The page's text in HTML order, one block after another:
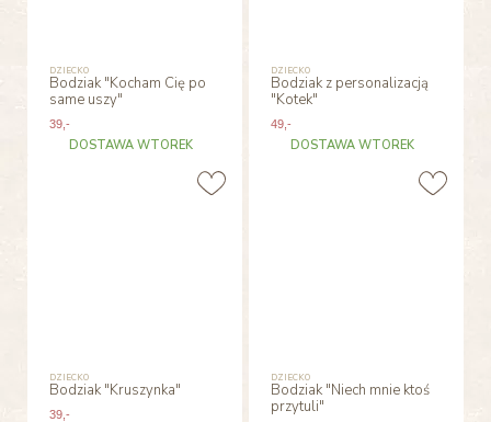
DZIECKO
Bodziak "Kocham Cię po
same uszy"
39,-
DOSTAWA WTOREK
DZIECKO
Bodziak z personalizacją
"Kotek"
49 ,-
DOSTAWA WTOREK
DZIECKO
Bodziak "Kruszynka"
39,-
DZIECKO
Bodziak "Niech mnie ktoś
przytuli"